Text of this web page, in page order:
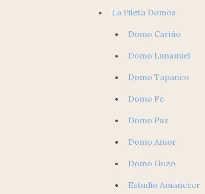
La Pileta Domos
Domo Cariño
Domo Lunamiel
Domo Tapanco
Domo Fe
Domo Paz
Domo Amor
Domo Gozo
Estudio Amanecer